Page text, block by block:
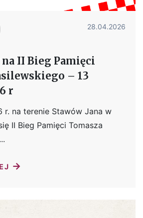
28.04.2026
II Bieg Pamięci
– 13
r
r. na terenie Stawów Jana w
II Bieg Pamięci Tomasza
→